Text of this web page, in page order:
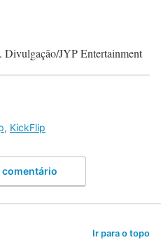
JYP Entertainment
, KickFlip
comentário
Ir para o topo